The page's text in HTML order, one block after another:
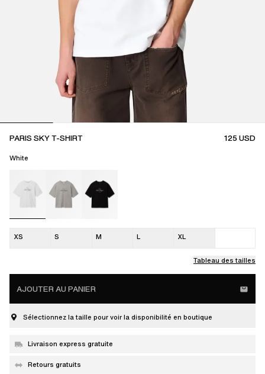
PARIS SKY T-SHIRT 125USD
White
XS S M L XL
Tableau des tailles
AJOUTER AU PANIER
Sélectionnez la taille pour voir la disponibilité en boutique
Livraison express gratuite
Retours gratuits